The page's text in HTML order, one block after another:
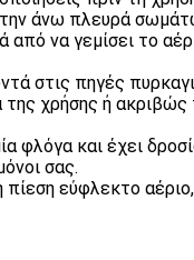
άνω πλευρά
να γεμίσει το
στις πηγές
της χρήσης ή
φλόγα και έχει
σας.
πίεση εύφλεκτο